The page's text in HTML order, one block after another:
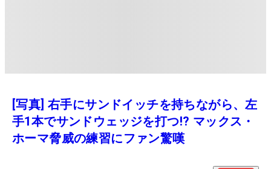
[写真] 右手にサンドイッチを持ちながら、左
手1本でサンドウェッジを打つ!? マックス・
ホーマ脅威の練習にファン驚嘆